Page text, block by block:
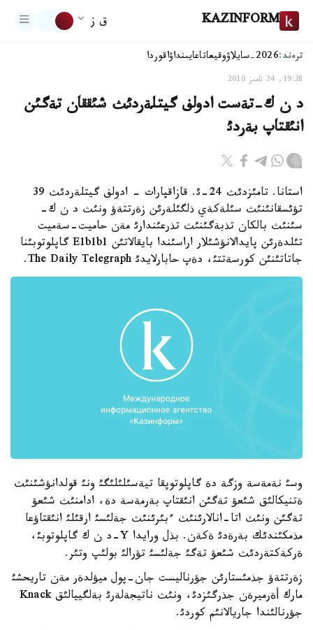
KAZINFORM ق ز
ترەند:2026-سايلاۋ وقيعاتاعايىنداۋاقوردا
19:28, 24 تامىز 2010
د ن ك-تةست ادولف گيتلةردئث شئققان تةگئن
انئقتاپ بةردئ
استانا. تامئزدئث 24-ئ. قازاقپارات - ادولف گيتلةردئث 39
تؤئسقانئنئث سئلةكةي ذلگئلةرئن زةرتتةؤ ونئث د ن ك-
سئنئث بالكان تذبةگئنئث تذرعئندارئ مةن حاميت-سةميت
تئلدةرئن پايدالانؤشئلار اراسئندا بايقالاتئن E1b1b1 گاپلوتوبئنا
جاتاتئنئن كورسةتتئ، دةپ حابارلايدئ The Daily Telegraph.
وسئ نةمةسة وزگة دة گاپلوتوپقا تيةسئلئلئگئ ونئ قولدانؤشئنئث
ةتنيكالئق شئعؤ تةگئن انئقتاپ بةرمةسة دة، ادامنئث شئعؤ
تةگئن ونئث اتا-انالارئنئث ءبئرئنئث جةلئسئ ارقئلئ انئقتاؤعا
مذمكئندئك بةرةدئ ةكةن. بذل ورايدا Y-د ن ك گاپلوتوبئ،
ةركةكتةردئث شئعؤ تةگئ جةلئسئ تؤرالئ بولئپ وتئر.
زةرتتةؤ جذمئستارئن جؤرناليست جان-پول ميؤلدةر مةن تاريحشئ
مارك أةرميرةن جذرگئزدئ، ونئث ناتيجةلةرئ بةلگييالئق Knack
جؤرنالئندا جاريالانئم كوردئ.